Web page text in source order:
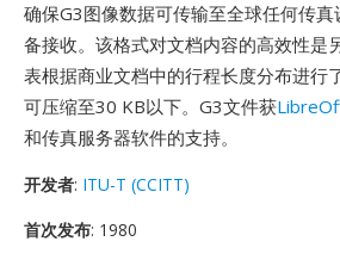
确保G3图像数据可传输至全球任何传
备接收。该格式对文档内容的高效性
表根据商业文档中的行程长度分布进行
可压缩至30 KB以下。G3文件获
和传真服务器软件的支持。
开发者: ITU-T (CCITT)
首次发布: 1980